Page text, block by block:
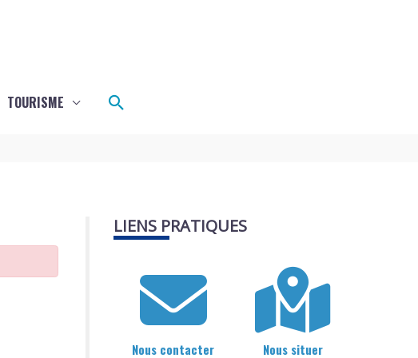
TOURISME Rechercher
LIENS PRATIQUES
Nous contacter Nous situer